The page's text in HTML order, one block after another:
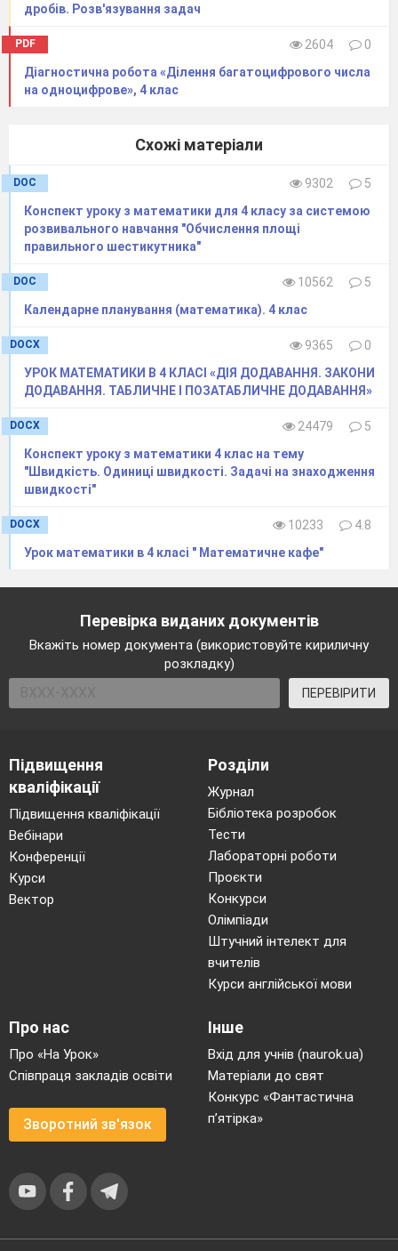
дробів. Розв'язування задач
PDF 2604
0
Діагностична робота «Ділення багатоцифрового числа
на одноцифрове», 4 клас
Схожі матеріали
DOC 9302
5
Конспект уроку з математики для 4 класу за системою
розвивального навчання "Обчислення площі
правильного шестикутника"
DOC 10562
5
Календарне планування (математика). 4 клас
DOCX 9365
0
УРОК МАТЕМАТИКИ В 4 КЛАСІ «ДІЯ ДОДАВАННЯ. ЗАКОНИ
ДОДАВАННЯ. ТАБЛИЧНЕ І ПОЗАТАБЛИЧНЕ ДОДАВАННЯ»
DOCX 24479
5
Конспект уроку з математики 4 клас на тему
"Швидкість. Одиниці швидкості. Задачі на знаходження
швидкості"
DOCX 10233
4.8
Урок математики в 4 класі " Математичне кафе"
Перевірка виданих документів
Вкажіть номер документа (використовуйте кириличну
розкладку)
ПЕРЕВІРИТИ
Підвищення
кваліфікації
Підвищення кваліфікації
Вебінари
Конференції
Курси
Вектор
Розділи
Журнал
Бібліотека розробок
Тести
Лабораторні роботи
Проєкти
Конкурси
Олімпіади
Штучний інтелект для
вчителів
Курси англійської мови
Про нас
Про «На Урок»
Співпраця закладів освіти
Зворотний зв'язок
Інше
Вхід для учнів (naurok.ua)
Матеріали до свят
Конкурс «Фантастична
п’ятірка»